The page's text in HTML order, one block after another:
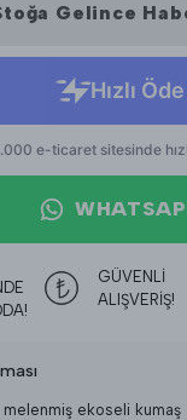
Gelince
GÜVENLİ
ALIŞVERİŞ!
melenmiş ekoseli kumaş